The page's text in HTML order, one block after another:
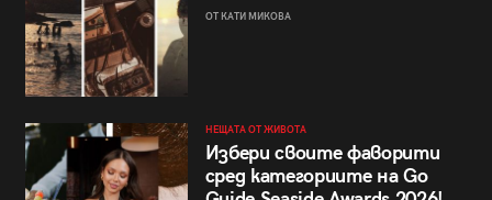
ОТ КАТИ МИКОВА
НЕЩАТА ОТ ЖИВОТА
Избери своите фаворити
сред категориите на Go